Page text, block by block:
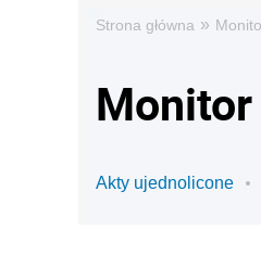
Strona główna »
Akty ujednolicone